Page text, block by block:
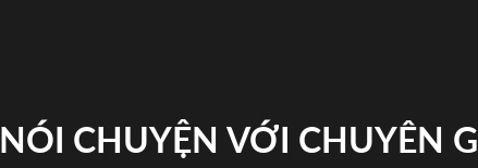
NÓI CHUYỆN VỚI CHUYÊN